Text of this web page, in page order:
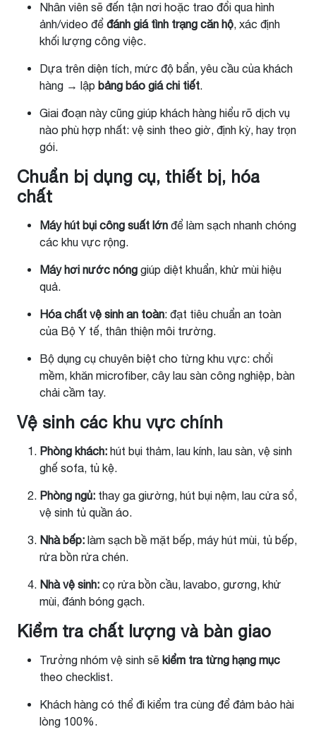
Nhân viên sẽ đến tận nơi hoặc trao đổi qua hình
ảnh/video để đánh giá tình trạng căn hộ, xác định
khối lượng công việc.
Dựa trên diện tích, mức độ bẩn, yêu cầu của khách
hàng → lập bảng báo giá chi tiết.
Giai đoạn này cũng giúp khách hàng hiểu rõ dịch vụ
nào phù hợp nhất: vệ sinh theo giờ, định kỳ, hay trọn
gói.
Chuẩn bị dụng cụ, thiết bị, hóa
chất
Máy hút bụi công suất lớn để làm sạch nhanh chóng
các khu vực rộng.
Máy hơi nước nóng giúp diệt khuẩn, khử mùi hiệu
quả.
Hóa chất vệ sinh an toàn: đạt tiêu chuẩn an toàn
của Bộ Y tế, thân thiện môi trường.
Bộ dụng cụ chuyên biệt cho từng khu vực: chổi
mềm, khăn microfiber, cây lau sàn công nghiệp, bàn
chải cầm tay.
Vệ sinh các khu vực chính
Phòng khách: hút bụi thảm, lau kính, lau sàn, vệ sinh
ghế sofa, tủ kệ.
Phòng ngủ: thay ga giường, hút bụi nệm, lau cửa sổ,
vệ sinh tủ quần áo.
Nhà bếp: làm sạch bề mặt bếp, máy hút mùi, tủ bếp,
rửa bồn rửa chén.
Nhà vệ sinh: cọ rửa bồn cầu, lavabo, gương, khử
mùi, đánh bóng gạch.
Kiểm tra chất lượng và bàn giao
Trưởng nhóm vệ sinh sẽ kiểm tra từng hạng mục
theo checklist.
Khách hàng có thể đi kiểm tra cùng để đảm bảo hài
lòng 100%.